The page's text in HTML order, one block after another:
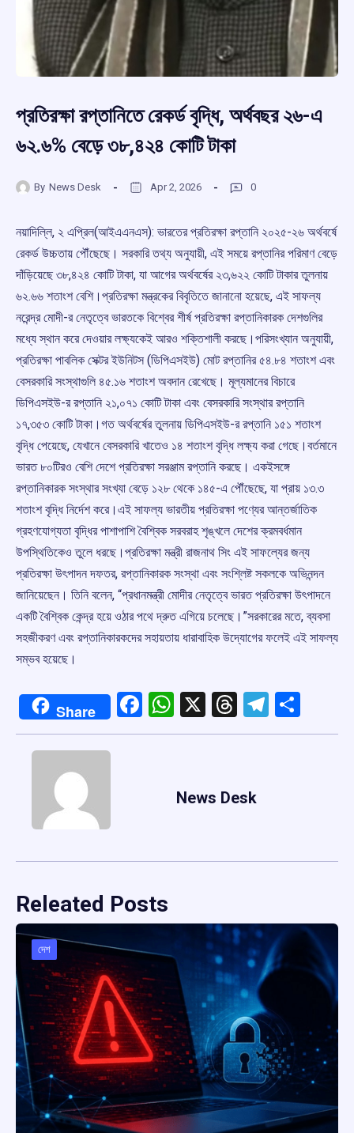
প্রতিরক্ষা রপ্তানিতে রেকর্ড বৃদ্ধি, অর্থবছর ২৬-এ
৬২.৬% বেড়ে ৩৮,৪২৪ কোটি টাকা
By News Desk Apr 2, 2026 0
নয়াদিল্লি, ২ এপ্রিল(আইএএনএস): ভারতের প্রতিরক্ষা রপ্তানি ২০২৫-২৬ অর্থবর্ষে
রেকর্ড উচ্চতায় পৌঁছেছে। সরকারি তথ্য অনুযায়ী, এই সময়ে রপ্তানির পরিমাণ বেড়ে
দাঁড়িয়েছে ৩৮,৪২৪ কোটি টাকা, যা আগের অর্থবর্ষের ২৩,৬২২ কোটি টাকার তুলনায়
৬২.৬৬ শতাংশ বেশি।প্রতিরক্ষা মন্ত্রকের বিবৃতিতে জানানো হয়েছে, এই সাফল্য
নরেন্দ্র মোদী-র নেতৃত্বে ভারতকে বিশ্বের শীর্ষ প্রতিরক্ষা রপ্তানিকারক দেশগুলির
মধ্যে স্থান করে দেওয়ার লক্ষ্যকেই আরও শক্তিশালী করছে।পরিসংখ্যান অনুযায়ী,
প্রতিরক্ষা পাবলিক সেক্টর ইউনিটস (ডিপিএসইউ) মোট রপ্তানির ৫৪.৮৪ শতাংশ এবং
বেসরকারি সংস্থাগুলি ৪৫.১৬ শতাংশ অবদান রেখেছে। মূল্যমানের বিচারে
ডিপিএসইউ-র রপ্তানি ২১,০৭১ কোটি টাকা এবং বেসরকারি সংস্থার রপ্তানি
১৭,৩৫৩ কোটি টাকা।গত অর্থবর্ষের তুলনায় ডিপিএসইউ-র রপ্তানি ১৫১ শতাংশ
বৃদ্ধি পেয়েছে, যেখানে বেসরকারি খাতেও ১৪ শতাংশ বৃদ্ধি লক্ষ্য করা গেছে।বর্তমানে
ভারত ৮০টিরও বেশি দেশে প্রতিরক্ষা সরঞ্জাম রপ্তানি করছে। একইসঙ্গে
রপ্তানিকারক সংস্থার সংখ্যা বেড়ে ১২৮ থেকে ১৪৫-এ পৌঁছেছে, যা প্রায় ১৩.৩
শতাংশ বৃদ্ধি নির্দেশ করে।এই সাফল্য ভারতীয় প্রতিরক্ষা পণ্যের আন্তর্জাতিক
গ্রহণযোগ্যতা বৃদ্ধির পাশাপাশি বৈশ্বিক সরবরাহ শৃঙ্খলে দেশের ক্রমবর্ধমান
উপস্থিতিকেও তুলে ধরছে।প্রতিরক্ষা মন্ত্রী রাজনাথ সিং এই সাফল্যের জন্য
প্রতিরক্ষা উৎপাদন দফতর, রপ্তানিকারক সংস্থা এবং সংশ্লিষ্ট সকলকে অভিনন্দন
জানিয়েছেন। তিনি বলেন, “প্রধানমন্ত্রী মোদীর নেতৃত্বে ভারত প্রতিরক্ষা উৎপাদনে
একটি বৈশ্বিক কেন্দ্র হয়ে ওঠার পথে দ্রুত এগিয়ে চলেছে।”সরকারের মতে, ব্যবসা
সহজীকরণ এবং রপ্তানিকারকদের সহায়তায় ধারাবাহিক উদ্যোগের ফলেই এই সাফল্য
সম্ভব হয়েছে।
Share Facebook
WhatsApp
X Threads
News Desk
Releated Posts
দেশ